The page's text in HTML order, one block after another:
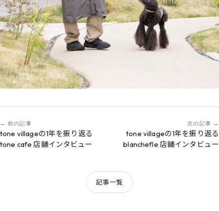
前の記事
tone villageの1年を振り返る
tone cafe 店舗インタビュー
記事一覧
次の記事
tone villageの1年を振り返る
blanchefle 店舗インタビュー